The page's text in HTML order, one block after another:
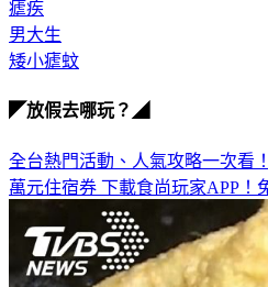
肯亞
瘧疾
男大生
全台熱門活動、人氣攻略一次看
下載食尚玩家APP！